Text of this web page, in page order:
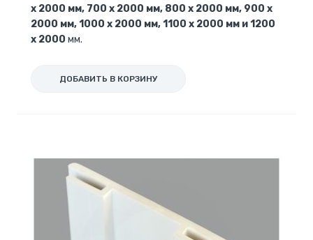
x 2000 мм, 700 x 2000 мм, 800 x 2000 мм, 900 x
2000 мм, 1000 x 2000 мм, 1100 x 2000 мм и 1200
x 2000 мм.
ДОБАВИТЬ В КОРЗИНУ